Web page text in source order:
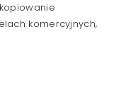
komercyjnych,